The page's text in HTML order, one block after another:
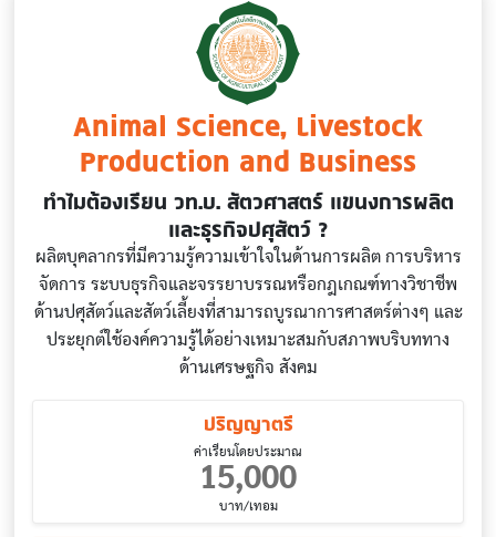
Animal Science, Livestock
Production and Business
ทำไมต้องเรียน วท.บ. สัตวศาสตร์ แขนงการผลิต
และธุรกิจปศุสัตว์ ?
ผลิตบุคลากรที่มีความรู้ความเข้าใจในด้านการผลิต การบริหาร
จัดการ ระบบธุรกิจและจรรยาบรรณหรือกฎเกณฑ์ทางวิชาชีพ
ด้านปศุสัตว์และสัตว์เลี้ยงที่สามารถบูรณาการศาสตร์ต่างๆ และ
ประยุกต์ใช้องค์ความรู้ได้อย่างเหมาะสมกับสภาพบริบททาง
ด้านเศรษฐกิจ สังคม
ปริญญาตรี
ค่าเรียนโดยประมาณ
15,000
บาท/เทอม